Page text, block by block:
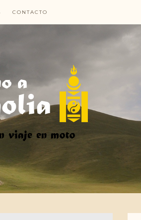
CONTACTO